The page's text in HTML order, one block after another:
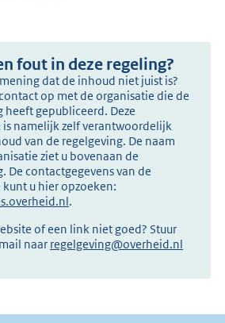
fout in deze regeling?
dat de inhoud niet juist is?
op met de organisatie die de
heeft gepubliceerd. Deze
is namelijk zelf verantwoordelijk
van de regelgeving. De naam
ziet u bovenaan de
De contactgegevens van de
u hier opzoeken:
.
of een link niet goed? Stuur
naar regelgeving@overheid.nl